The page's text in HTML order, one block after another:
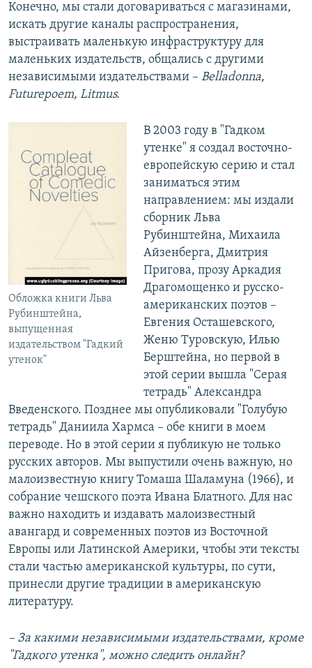
Конечно, мы стали договариваться с магазинами,
искать другие каналы распространения,
выстраивать маленькую инфраструктуру для
маленьких издательств, общались с другими
независимыми издательствами – Belladonna,
Futurepoem, Litmus.
Обложка книги Льва
Рубинштейна,
выпущенная
издательством "Гадкий
утенок"
В 2003 году в "Гадком
утенке" я создал восточно-
европейскую серию и стал
заниматься этим
направлением: мы издали
сборник Льва
Рубинштейна, Михаила
Айзенберга, Дмитрия
Пригова, прозу Аркадия
Драгомощенко и русско-
американских поэтов –
Евгения Осташевского,
Женю Туровскую, Илью
Берштейна, но первой в
этой серии вышла "Серая
тетрадь" Александра
Введенского. Позднее мы опубликовали "Голубую
тетрадь" Даниила Хармса – обе книги в моем
переводе. Но в этой серии я публикую не только
русских авторов. Мы выпустили очень важную, но
малоизвестную книгу Томаша Шaлaмуна (1966), и
собрание чешского поэта Ивана Блатного. Для нас
важно находить и издавать малоизвестный
авангард и современных поэтов из Восточной
Европы или Латинской Америки, чтобы эти тексты
стали частью американской культуры, по сути,
принесли другие традиции в американскую
литературу.
– За какими независимыми издательствами, кроме
"Гадкого утенка", можно следить онлайн?